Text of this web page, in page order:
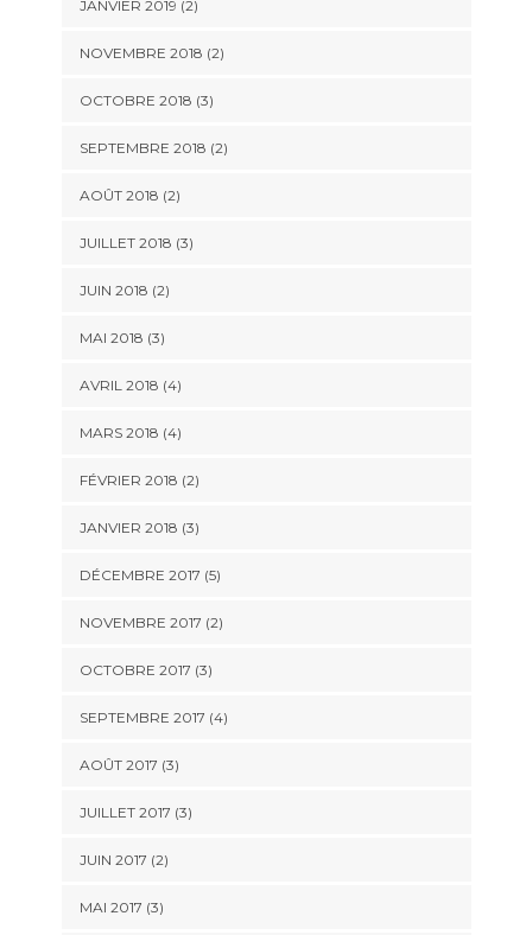
JANVIER 2019 (2)
NOVEMBRE 2018 (2)
OCTOBRE 2018 (3)
SEPTEMBRE 2018 (2)
AOÛT 2018 (2)
JUILLET 2018 (3)
JUIN 2018 (2)
MAI 2018 (3)
AVRIL 2018 (4)
MARS 2018 (4)
FÉVRIER 2018 (2)
JANVIER 2018 (3)
DÉCEMBRE 2017 (5)
NOVEMBRE 2017 (2)
OCTOBRE 2017 (3)
SEPTEMBRE 2017 (4)
AOÛT 2017 (3)
JUILLET 2017 (3)
JUIN 2017 (2)
MAI 2017 (3)